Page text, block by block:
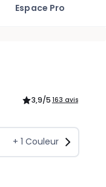
Espace Pro
3,9/5 163 avis
+ 1 Couleur